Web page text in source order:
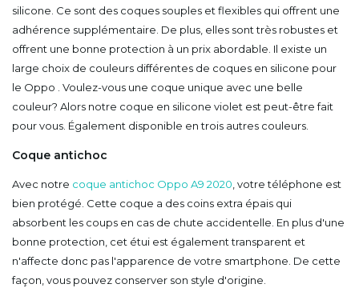
silicone. Ce sont des coques souples et flexibles qui offrent une
adhérence supplémentaire. De plus, elles sont très robustes et
offrent une bonne protection à un prix abordable. Il existe un
large choix de couleurs différentes de coques en silicone pour
le Oppo . Voulez-vous une coque unique avec une belle
couleur? Alors notre coque en silicone violet est peut-être fait
pour vous. Également disponible en trois autres couleurs.
Coque antichoc
Avec notre coque antichoc Oppo A9 2020 , votre téléphone est
bien protégé. Cette coque a des coins extra épais qui
absorbent les coups en cas de chute accidentelle. En plus d'une
bonne protection, cet étui est également transparent et
n'affecte donc pas l'apparence de votre smartphone. De cette
façon, vous pouvez conserver son style d'origine.